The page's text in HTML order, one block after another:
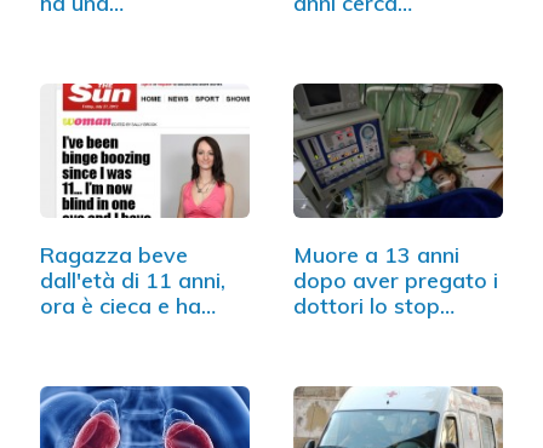
Ragazza beve
dall'età di 11 anni,
ora è cieca e ha…
Muore a 13 anni
dopo aver pregato i
dottori lo stop…